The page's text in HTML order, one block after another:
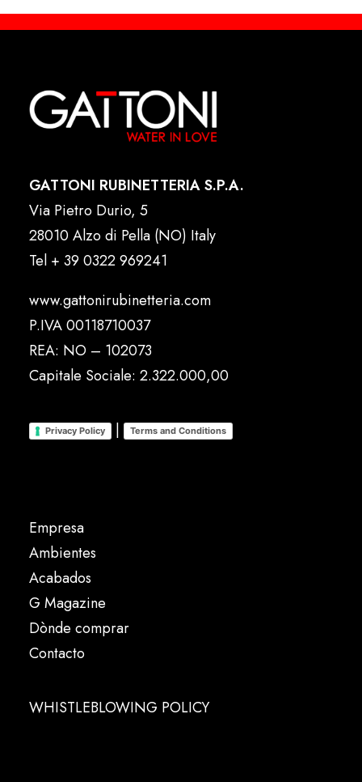
GATTONI RUBINETTERIA S.P.A.
Via Pietro Durio, 5
28010 Alzo di Pella (NO) Italy
Tel + 39 0322 969241
www.gattonirubinetteria.com
P.IVA 00118710037
REA: NO – 102073
Capitale Sociale: 2.322.000,00
Privacy Policy | Terms and Conditions
Empresa
Ambientes
Acabados
G Magazine
Dònde comprar
Contacto
WHISTLEBLOWING POLICY